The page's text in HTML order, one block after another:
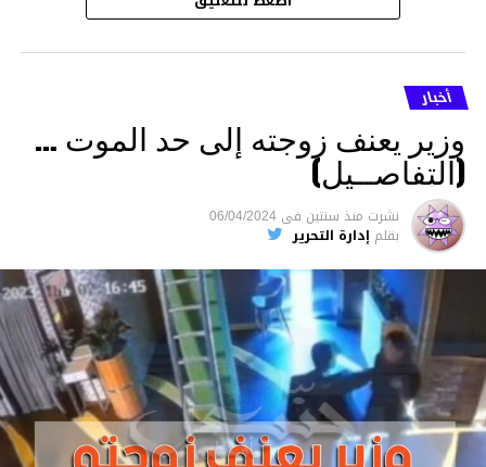
أخبار
وزير يعنف زوجته إلى حد الموت …
(التفاصــيل)
نشرت منذ سنتين فى 06/04/2024
بقلم إدارة التحرير